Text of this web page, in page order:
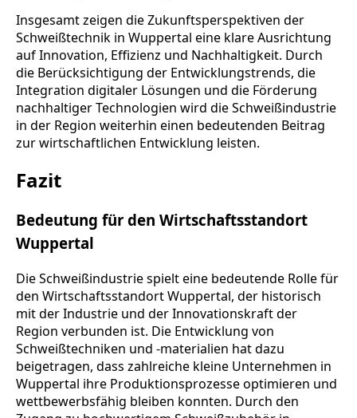
Insgesamt zeigen die Zukunftsperspektiven der
Schweißtechnik in Wuppertal eine klare Ausrichtung
auf Innovation, Effizienz und Nachhaltigkeit. Durch
die Berücksichtigung der Entwicklungstrends, die
Integration digitaler Lösungen und die Förderung
nachhaltiger Technologien wird die Schweißindustrie
in der Region weiterhin einen bedeutenden Beitrag
zur wirtschaftlichen Entwicklung leisten.
Fazit
Bedeutung für den Wirtschaftsstandort
Wuppertal
Die Schweißindustrie spielt eine bedeutende Rolle für
den Wirtschaftsstandort Wuppertal, der historisch
mit der Industrie und der Innovationskraft der
Region verbunden ist. Die Entwicklung von
Schweißtechniken und -materialien hat dazu
beigetragen, dass zahlreiche kleine Unternehmen in
Wuppertal ihre Produktionsprozesse optimieren und
wettbewerbsfähig bleiben konnten. Durch den